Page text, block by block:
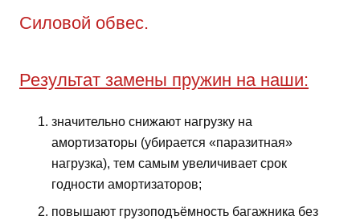
Cиловой обвес.
Результат замены пружин на наши:
значительно снижают нагрузку на
амортизаторы (убирается «паразитная»
нагрузка), тем самым увеличивает срок
годности амортизаторов;
повышают грузоподъёмность багажника без